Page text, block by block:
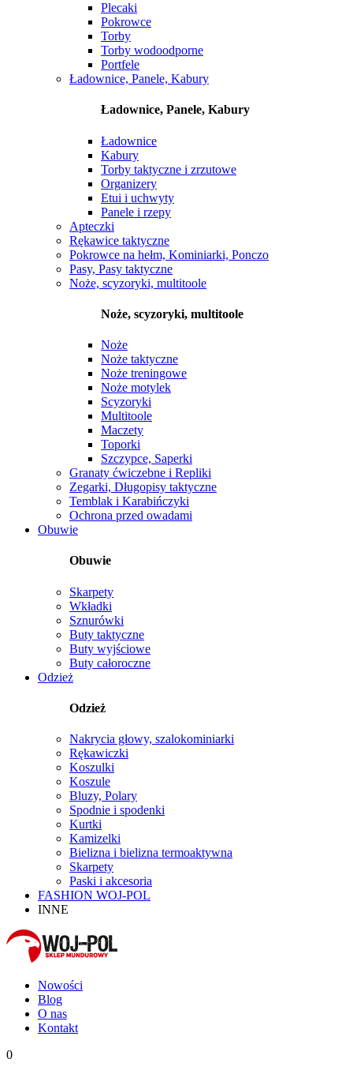
Plecaki
Pokrowce
Torby
Torby wodoodporne
Portfele
Ładownice, Panele, Kabury
Ładownice, Panele, Kabury
Ładownice
Kabury
Torby taktyczne i zrzutowe
Organizery
Etui i uchwyty
Panele i rzepy
Apteczki
Rękawice taktyczne
Pokrowce na hełm, Kominiarki, Ponczo
Pasy, Pasy taktyczne
Noże, scyzoryki, multitoole
Noże, scyzoryki, multitoole
Noże
Noże taktyczne
Noże treningowe
Noże motylek
Scyzoryki
Multitoole
Maczety
Toporki
Szczypce, Saperki
Granaty ćwiczebne i Repliki
Zegarki, Długopisy taktyczne
Temblak i Karabińczyki
Ochrona przed owadami
Obuwie
Obuwie
Skarpety
Wkładki
Sznurówki
Buty taktyczne
Buty wyjściowe
Buty całoroczne
Odzież
Odzież
Nakrycia głowy, szalokominiarki
Rękawiczki
Koszulki
Koszule
Bluzy, Polary
Spodnie i spodenki
Kurtki
Kamizelki
Bielizna i bielizna termoaktywna
Skarpety
Paski i akcesoria
FASHION WOJ-POL
INNE
Nowości
Blog
O nas
Kontakt
0